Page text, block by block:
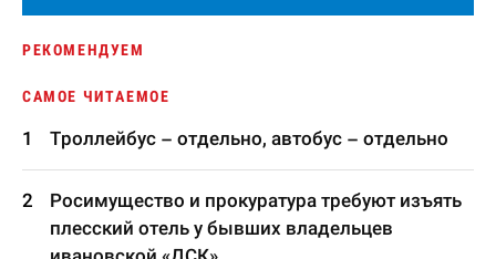
РЕКОМЕНДУЕМ
САМОЕ ЧИТАЕМОЕ
Троллейбус – отдельно, автобус – отдельно
Росимущество и прокуратура требуют изъять
плесский отель у бывших владельцев